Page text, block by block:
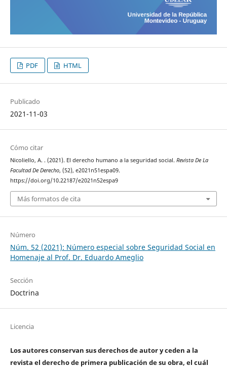
PDF HTML
Publicado
2021-11-03
Cómo citar
Nicoliello, A. . (2021). El derecho humano a la seguridad social. Revista De La
Facultad De Derecho, (52), e2021n51espa09.
https://doi.org/10.22187/e2021n52espa9
Más formatos de cita
Número
Núm. 52 (2021): Número especial sobre Seguridad Social en
Homenaje al Prof. Dr. Eduardo Ameglio
Sección
Doctrina
Licencia
Los autores conservan sus derechos de autor y ceden a la
revista el derecho de primera publicación de su obra, el cuál